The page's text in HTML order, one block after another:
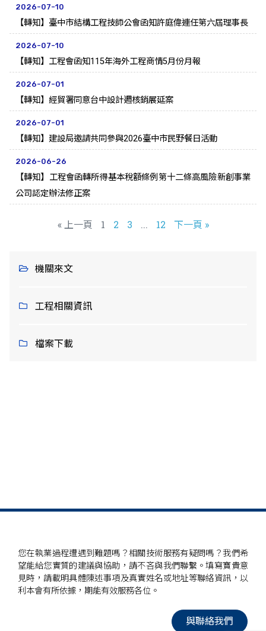
機關來文
工程相關資訊
檔案下載
2026-07-10
【轉知】臺中市結構工程技師公會函知許庭偉連任第六屆理事長
2026-07-10
【轉知】工程會函知115年海外工程商情5月份月報
2026-07-01
【轉知】經貿署同意台中設計週核銷展延案
2026-07-01
【轉知】建設局邀請共同參與2026臺中市民野餐日活動
2026-06-26
【轉知】工程會函轉所得基本稅額條例第十二條高風險新創事業
公司認定辦法修正案
« 上一頁 1 2 3 ... 12 下一頁 »
您在執業過程遭遇到難題嗎？相關技術服務有疑問嗎？我們希
望能給您實質的建議與協助，請不吝與我們聯繫。填寫寶貴意
見時，請載明具體陳述事項及真實姓名或地址等聯絡資訊，以
利本會有所依據，期能有效服務各位。
與聯絡我們